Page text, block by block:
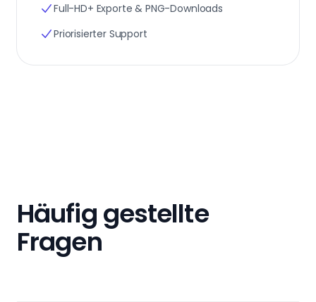
Full-HD+ Exporte & PNG-Downloads
Priorisierter Support
Häufig gestellte
Fragen